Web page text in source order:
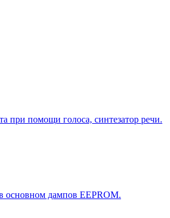
при помощи голоса, синтезатор речи.
основном дампов EEPROM.